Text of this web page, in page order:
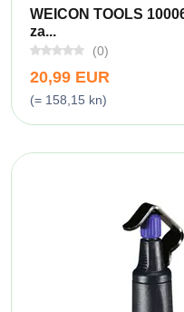
WEICON TOOLS
za...
(0)
20,99 EUR
(= 158,15 kn)